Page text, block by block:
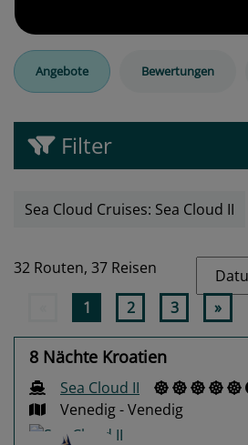
Angebote Bewertungen
Filter
Sea Cloud Cruises: Sea Cloud II
32 Routen, 37 Reisen
1 2 3 »
8 Nächte Kroatien
Sea Cloud II
Venedig - Venedig